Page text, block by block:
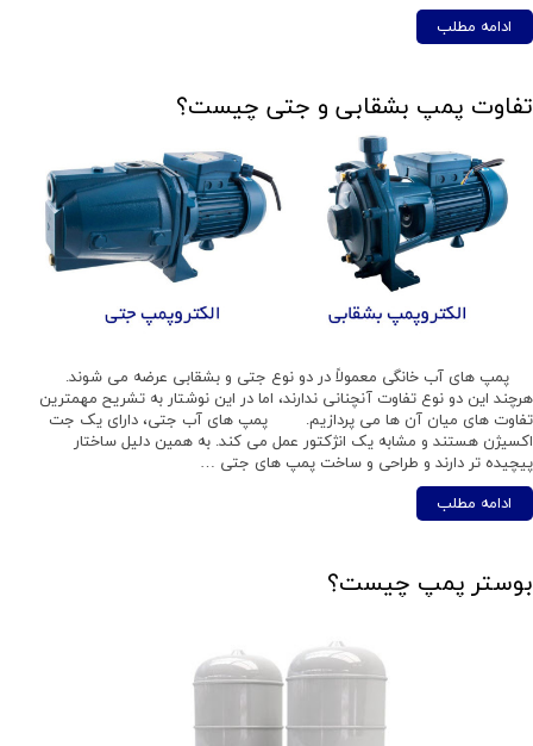
ادامه مطلب
تفاوت پمپ بشقابی و جتی چیست؟
پمپ های آب خانگی معمولاً در دو نوع جتی و بشقابی عرضه می شوند.
هرچند این دو نوع تفاوت آنچنانی ندارند، اما در این نوشتار به تشریح مهمترین
تفاوت های میان آن ها می پردازیم. پمپ های آب جتی، دارای یک جت
اکسیژن هستند و مشابه یک انژکتور عمل می کند. به همین دلیل ساختار
پیچیده تر دارند و طراحی و ساخت پمپ های جتی …
ادامه مطلب
بوستر پمپ چیست؟